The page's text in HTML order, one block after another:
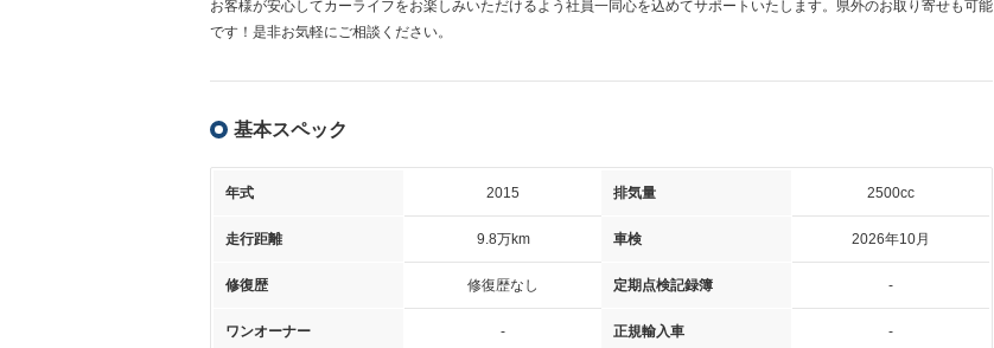
お客様が安心してカーライフをお楽しみいただけるよう社員一同心を込めてサポートいたします。県外のお取り寄せも可能
です！是非お気軽にご相談ください。
基本スペック
年式 2015 排気量 2500cc
走行距離 9.8万km 車検 2026年10月
修復歴 修復歴なし 定期点検記録簿 -
ワンオーナー - 正規輸入車 -